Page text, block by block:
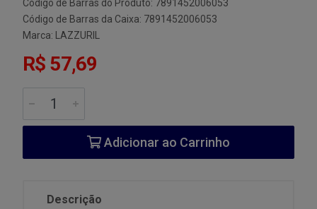
Código de Barras do Produto: 7891452006053
Código de Barras da Caixa: 7891452006053
Marca:
LAZZURIL
R$ 57,69
Adicionar ao Carrinho
Descrição